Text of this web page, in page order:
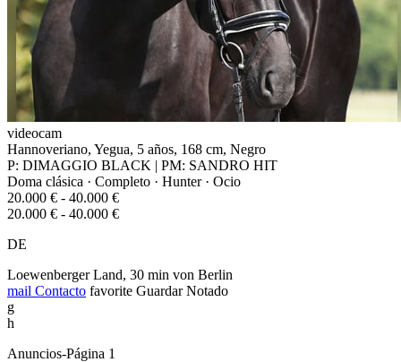
videocam
Hannoveriano, Yegua, 5 años, 168 cm, Negro
P: DIMAGGIO BLACK | PM: SANDRO HIT
Doma clásica · Completo · Hunter · Ocio
20.000 € - 40.000 €
20.000 € - 40.000 €
DE
Loewenberger Land, 30 min von Berlin
mail Contacto favorite Guardar Notado
g
h
Anuncios-Página 1